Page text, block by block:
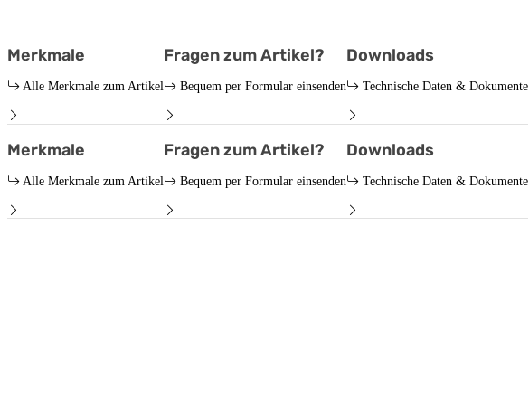
Merkmale
Alle Merkmale zum Artikel
Fragen zum Artikel?
Bequem per Formular einsenden
Downloads
Technische Daten & Dokumente
Merkmale
Alle Merkmale zum Artikel
Fragen zum Artikel?
Bequem per Formular einsenden
Downloads
Technische Daten & Dokumente